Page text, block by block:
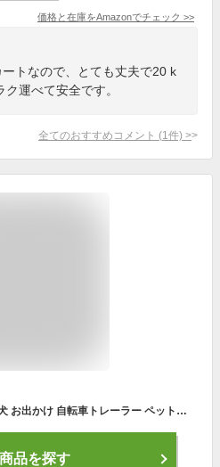
価格と在庫をAmazonでチェック >>
トなので、とても丈夫で20 k
運べて安全です。
全てのおすすめコメント (1 件) >
KingCamp ペット トレーラー 犬 お出かけ 自転車トレーラー ペットカート 犬用 カート 折りたたみ 通気 耐荷重34kg 大型犬 多頭中小型犬 老犬 介護カート
品を探す